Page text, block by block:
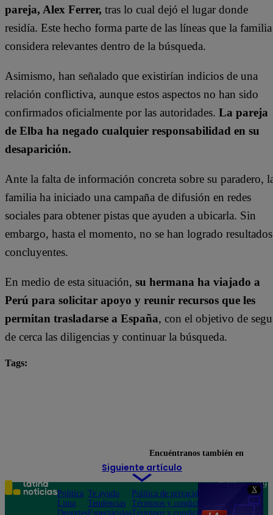
X
pareja, Alex Ferrer, tras lo cual dejó el lugar donde
residía. Este hecho forma parte de las líneas que la familia
considera relevantes dentro de la búsqueda.
Asimismo, han señalado que existirían indicios de una
relación conflictiva, aunque estos aspectos no han sido
confirmados oficialmente por las autoridades. La pareja
de Elba ha negado cualquier responsabilidad en su
desaparición.
Ante la falta de información concreta sobre su paradero,
familia ha iniciado una campaña de difusión en redes
sociales para obtener pistas que ayuden a ubicarla. Sin
embargo, hasta el momento, no se han logrado resultados
concluyentes.
En medio de esta situación, su hermana ha viajado a
Perú para solicitar apoyo y reunir recursos que les
permitan trasladarse a España, con el objetivo de
de cerca las diligencias y continuar la búsqueda.
Tags:
Siguiente artículo
Encuéntranos también en
Política
Lima
Deportes
Te ayudo
Tendencias
Espectáculos
Política de privacidad
Términos y condiciones
Términos y condiciones
Teléfono: 219
Av. San